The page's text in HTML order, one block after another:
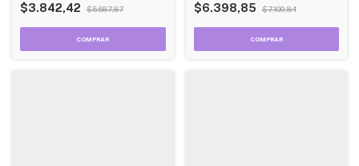
$3.842,42 $5.687,87 $6.398,85 $7.109,84